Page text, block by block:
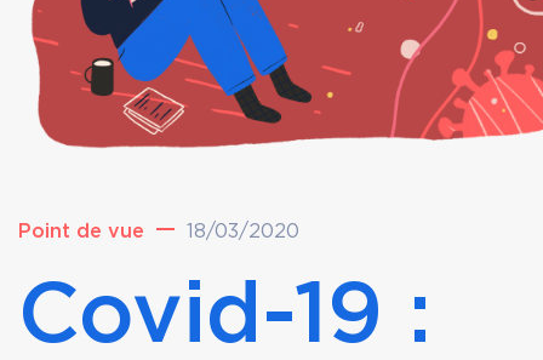
Point de vue 18/03/2020
Covid-19 :